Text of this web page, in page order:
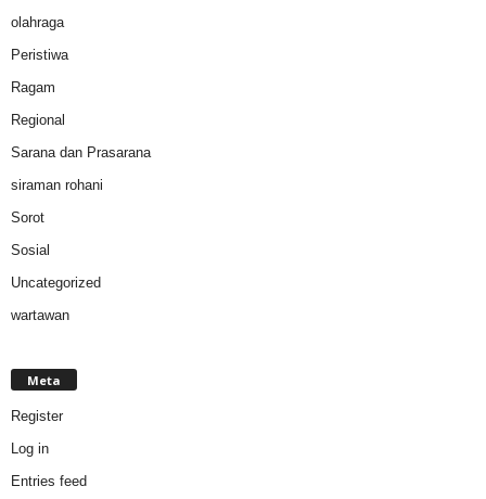
olahraga
Peristiwa
Ragam
Regional
Sarana dan Prasarana
siraman rohani
Sorot
Sosial
Uncategorized
wartawan
Meta
Register
Log in
Entries feed